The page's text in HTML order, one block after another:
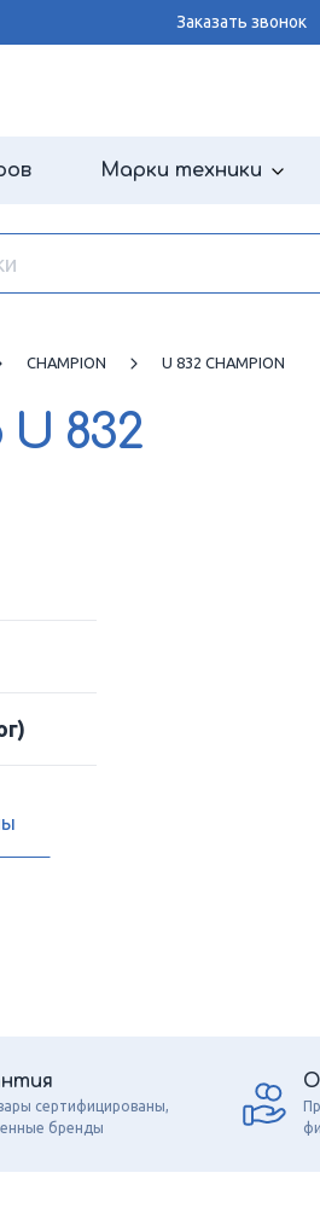
Заказать звонок
Марки техники
CHAMPION U 832 CHAMPION
U 832
сертифицированы,
бренды